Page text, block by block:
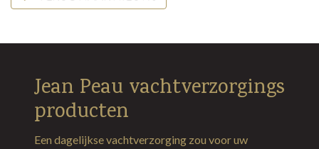
Jean Peau vachtverzorgings
producten
Een dagelijkse vachtverzorging zou voor uw